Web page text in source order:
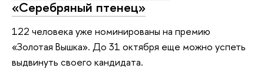
«Серебряный птенец»
122 человека уже номинированы на премию
«Золотая Вышка». До 31 октября еще можно успеть
выдвинуть своего кандидата.